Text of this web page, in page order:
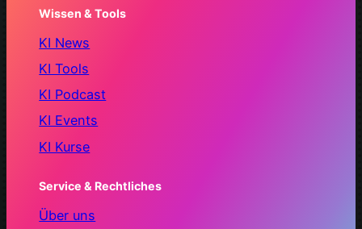
Wissen & Tools
KI News
KI Tools
KI Podcast
KI Events
KI Kurse
Service & Rechtliches
Über uns